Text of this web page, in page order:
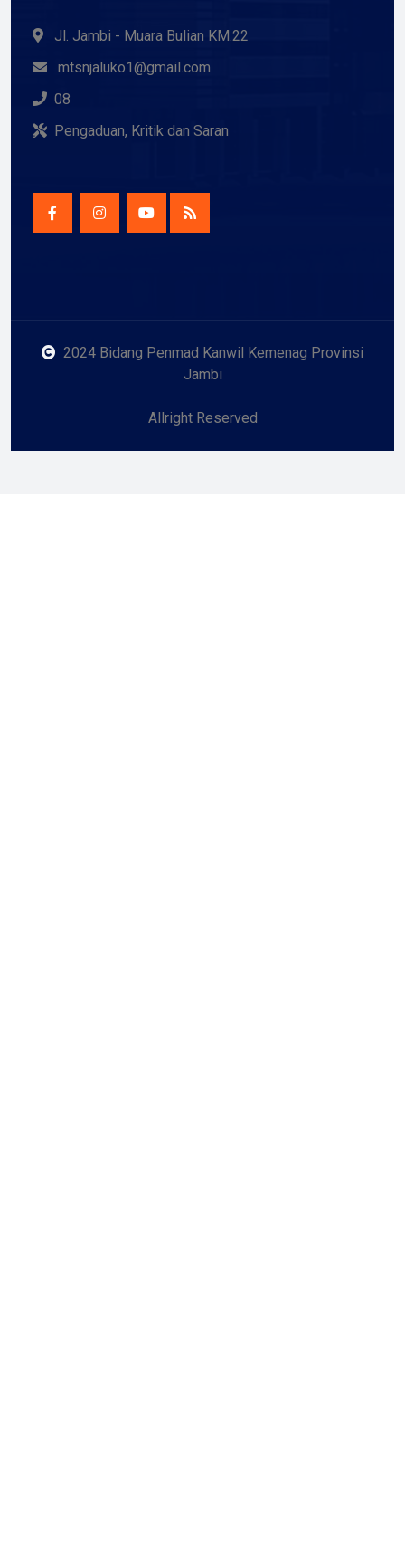
Jl. Jambi - Muara Bulian KM.22
mtsnjaluko1@gmail.com
08
Pengaduan, Kritik dan Saran
2024 Bidang Penmad Kanwil Kemenag Provinsi
Jambi
Allright Reserved